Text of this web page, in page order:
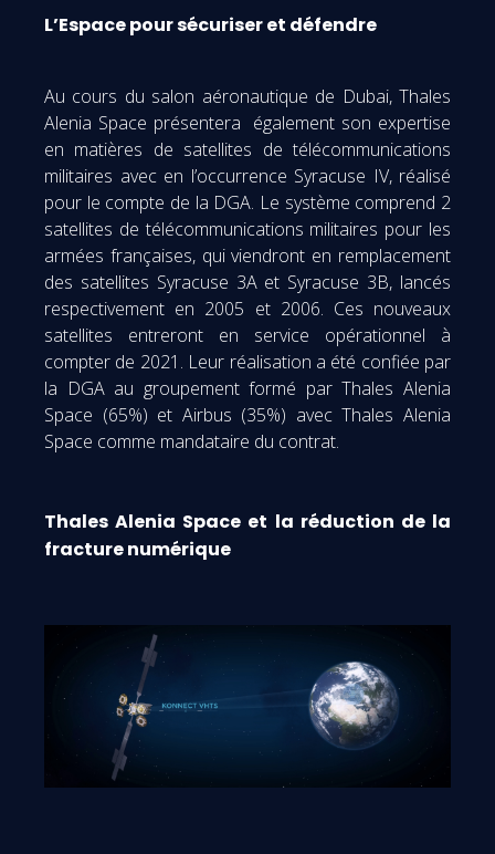
L’Espace pour sécuriser et défendre
Au cours du salon aéronautique de Dubai, Thales
Alenia Space présentera également son expertise
en matières de satellites de télécommunications
militaires avec en l’occurrence Syracuse IV, réalisé
pour le compte de la DGA. Le système comprend 2
satellites de télécommunications militaires pour les
armées françaises, qui viendront en remplacement
des satellites Syracuse 3A et Syracuse 3B, lancés
respectivement en 2005 et 2006. Ces nouveaux
satellites entreront en service opérationnel à
compter de 2021. Leur réalisation a été confiée par
la DGA au groupement formé par Thales Alenia
Space (65%) et Airbus (35%) avec Thales Alenia
Space comme mandataire du contrat.
Thales Alenia Space et la réduction de la
fracture numérique